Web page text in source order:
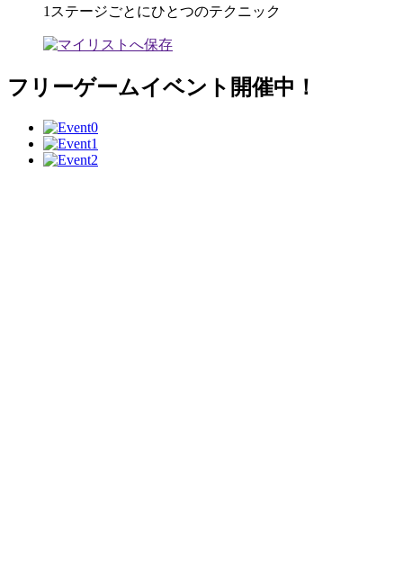
1ステージごとにひとつのテクニック
フリーゲームイベント開催中！